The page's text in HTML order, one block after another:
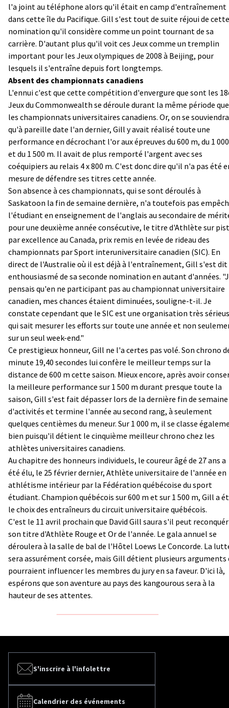
l'a joint au téléphone alors qu'il était en camp d'entraînement
dans cette île du Pacifique. Gill s'est tout de suite réjoui de cette
nomination qu'il considère comme un point tournant de sa
carrière. D'autant plus qu'il voit ces Jeux comme un tremplin
important pour les Jeux olympiques de 2008 à Beijing, pour
lesquels il s'entraîne depuis fort longtemps.
Absent des championnats canadiens
L'ennui c'est que cette compétition d'envergure que sont les
Jeux du Commonwealth se déroule durant la même période que
les championnats universitaires canadiens. Or, on se souviendra
qu'à pareille date l'an dernier, Gill y avait réalisé toute une
performance en décrochant l'or aux épreuves du 600 m, du 1
et du 1 500 m. Il avait de plus remporté l'argent avec ses
coéquipiers au relais 4 x 800 m. C'est donc dire qu'il n'a pas été
mesure de défendre ses titres cette année.
Son absence à ces championnats, qui se sont déroulés à
Saskatoon la fin de semaine dernière, n'a toutefois pas
l'étudiant en enseignement de l'anglais au secondaire de
pour une deuxième année consécutive, le titre d'Athlète sur
par excellence au Canada, prix remis en levée de rideau des
championnats par Sport interuniversitaire canadien (SIC). En
direct de l'Australie où il est déjà à l'entraînement, Gill s'est dit
enthousiasmé de sa seconde nomination en autant d'années.
pensais qu'en ne participant pas au championnat universitaire
canadien, mes chances étaient diminuées, souligne-t-il. Je
constate cependant que le SIC est une organisation très
qui sait mesurer les efforts sur toute une année et non
sur un seul week-end."
Ce prestigieux honneur, Gill ne l'a certes pas volé. Son chrono
minute 19,40 secondes lui confère le meilleur temps sur la
distance de 600 m cette saison. Mieux encore, après avoir
la meilleure performance sur 1 500 m durant presque toute la
saison, Gill s'est fait dépasser lors de la dernière fin de semaine
d'activités et termine l'année au second rang, à seulement
quelques centièmes du meneur. Sur 1 000 m, il se classe
bien puisqu'il détient le cinquième meilleur chrono chez les
athlètes universitaires canadiens.
Au chapitre des honneurs individuels, le coureur âgé de 27 ans a
été élu, le 25 février dernier, Athlète universitaire de l'année en
athlétisme intérieur par la Fédération québécoise du sport
étudiant. Champion québécois sur 600 m et sur 1 500 m, Gill a
le choix des entraîneurs du circuit universitaire québécois.
C'est le 11 avril prochain que David Gill saura s'il peut
son titre d'Athlète Rouge et Or de l'année. Le gala annuel se
déroulera à la salle de bal de l'Hôtel Loews Le Concorde. La
sera assurément corsée, mais Gill détient plusieurs arguments
pourraient influencer les membres du jury en sa faveur. D'ici là,
espérons que son aventure au pays des kangourous sera à la
hauteur de ses attentes.
S'inscrire à l'infolettre
Calendrier des événements